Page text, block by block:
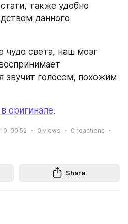
также удобно
данного
чудо света, наш мозг
звучит голосом, похожим
оригинале.
00:52 0 views 0 reactions
Share